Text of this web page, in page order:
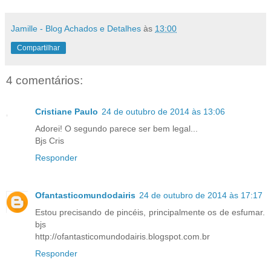
Jamille - Blog Achados e Detalhes às 13:00
Compartilhar
4 comentários:
Cristiane Paulo 24 de outubro de 2014 às 13:06
Adorei! O segundo parece ser bem legal...
Bjs Cris
Responder
Ofantasticomundodairis 24 de outubro de 2014 às 17:17
Estou precisando de pincéis, principalmente os de esfumar.
bjs
http://ofantasticomundodairis.blogspot.com.br
Responder